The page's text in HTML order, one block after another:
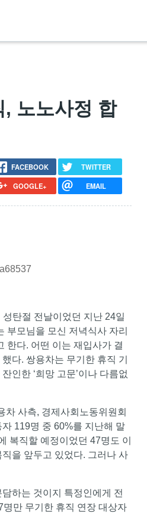
노노사정 합
FACEBOOK
TWITTER
GOOGLE+
EMAIL
탄절 전날이었던 지난 24일
부모님을 모신 저녁식사 자리
한다. 어떤 이는 재입사가 결
다. 쌍용차는 무기한 휴직 기
인한 ‘희망 고문’이나 다름없
차 사측, 경제사회노동위원회
119명 중 60%를 지난해 말
복직할 예정이었던 47명도 이
을 앞두고 있었다. 그러나 사
하는 것이지 특정인에게 전
만 무기한 휴직 연장 대상자